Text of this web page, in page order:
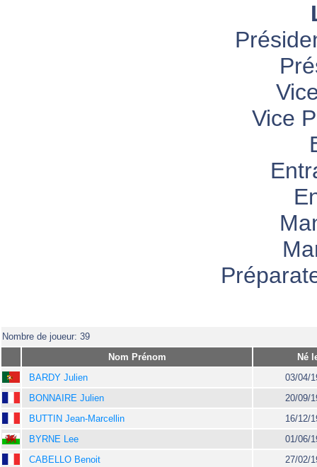
Vice
Nombre de joueur: 39
Nom Prénom
Né
BARDY Julien
03/04/
BONNAIRE Julien
20/09/
BUTTIN Jean-Marcellin
16/12/
BYRNE Lee
01/06/
CABELLO Benoit
27/02/